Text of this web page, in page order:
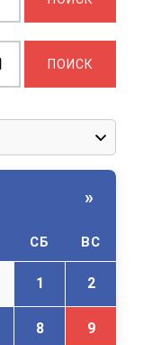
»
СБ ВС
1 2
8 9